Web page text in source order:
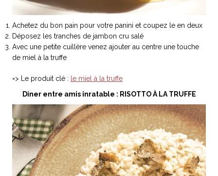
Achetez du bon pain pour votre panini et coupez le en deux
Déposez les tranches de jambon cru salé
Avec une petite cuillère venez ajouter au centre une touche
de miel à la truffe
=> Le produit clé : le miel à la truffe
Diner entre amis inratable : RISOTTO À LA TRUFFE